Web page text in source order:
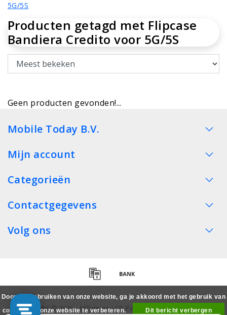
5G/5S
Producten getagd met Flipcase
Bandiera Credito voor 5G/5S
Geen producten gevonden!...
Mobile Today B.V.
Mijn account
Categorieën
Contactgegevens
Volg ons
Copyright © 2026 - MTimpex LCD Parts Cases Groothandel
Door het gebruiken van onze website, ga je akkoord met het gebruik van
cookies om onze website te verbeteren.
Dit bericht verbergen